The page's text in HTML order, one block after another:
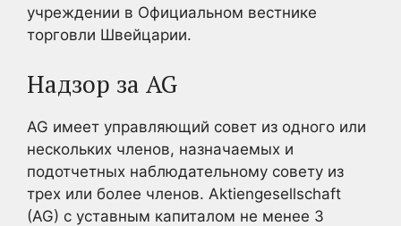
учреждении в Официальном вестнике
торговли Швейцарии.
Надзор за AG
AG имеет управляющий совет из одного или
нескольких членов, назначаемых и
подотчетных наблюдательному совету из
трех или более членов. Aktiengesellschaft
(AG) с уставным капиталом не менее 3